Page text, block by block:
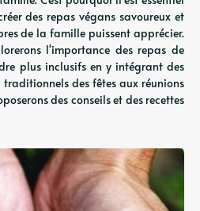
des repas végans savoureux et
de la famille puissent apprécier.
l'importance des repas de
plus inclusifs en y intégrant des
des fêtes aux réunions
des conseils et des recettes